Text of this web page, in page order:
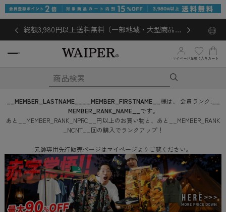
総額3,980円以上送料無料（一部地域・大型商品対
マイページ お気に入り カート
__MEMBER_LASTNAME__ __MEMBER_FIRSTNAME__ 様は、 会員ランク:
MEMBER_RANK_NAME__ です。
あと
__MEMBER_RANK_NPRC__ 円以上のお買い物と、あと
__MEMBER_RANK
_NCNT__ 回の購入でランクアップ！
元帥専用先行販売ページはマイページよりご覧ください。